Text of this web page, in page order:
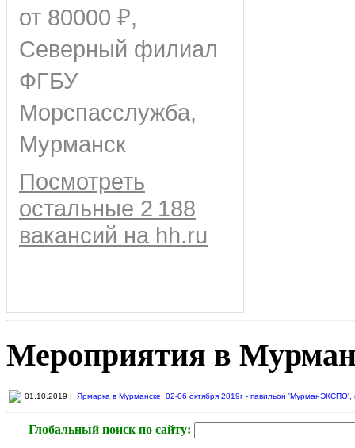
от 80000 ₽,
Северный филиал
ФГБУ
Морспасслужба,
Мурманск
Посмотреть
остальные 2 188
вакансий на hh.ru
Мероприятия в
01.10.2019 | Ярмарка в Мурманске: 02-06 октября 2019г - павильон 'МурманЭКСПО',
Глобальный поиск по сайту: